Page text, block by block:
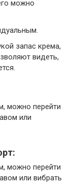
можно
запас крема,
видеть,
можно перейти
или
можно перейти
или вибрать